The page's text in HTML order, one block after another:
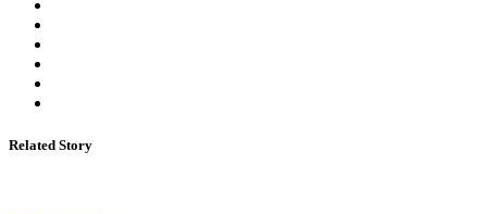
Related Story